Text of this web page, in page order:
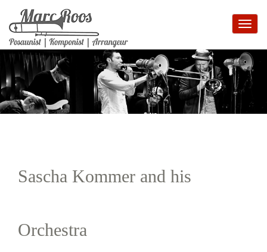
Sascha Kommer and his
Orchestra